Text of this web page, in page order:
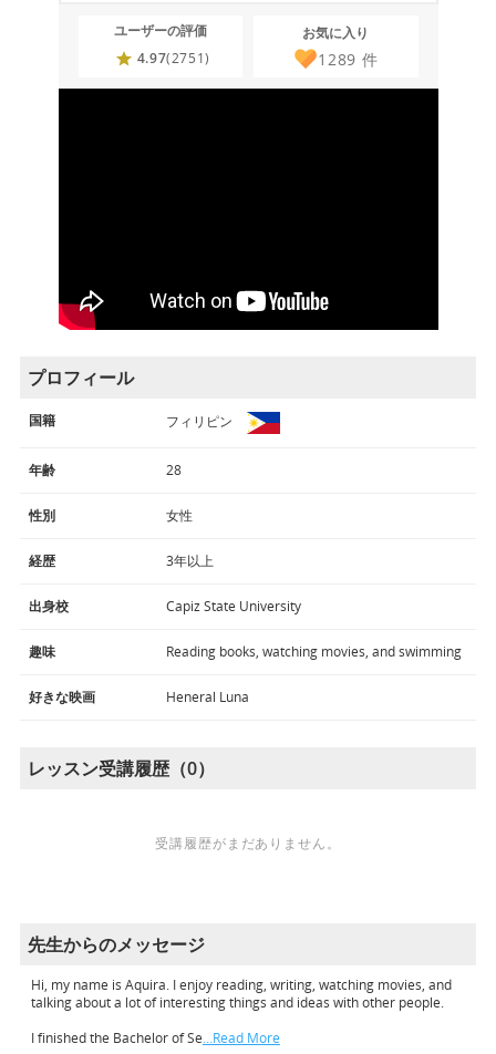
ユーザーの評価
4.97(2751)
お気に入り
1289 件
プロフィール
国籍 フィリピン
年齢 28
性別 女性
経歴 3年以上
出身校 Capiz State University
趣味 Reading books, watching movies, and swimming
好きな映画 Heneral Luna
レッスン受講履歴（0）
受講履歴がまだありません。
先生からのメッセージ
Hi, my name is Aquira. I enjoy reading, writing, watching movies, and
talking about a lot of interesting things and ideas with other people.
I finished the Bachelor of Se…Read More